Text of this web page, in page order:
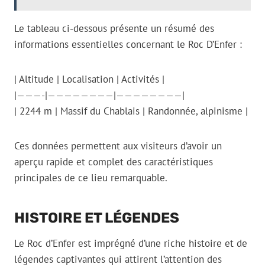
Le tableau ci-dessous présente un résumé des
informations essentielles concernant le Roc D’Enfer :
| Altitude | Localisation | Activités |
|———-|————————|————————|
| 2244 m | Massif du Chablais | Randonnée, alpinisme |
Ces données permettent aux visiteurs d’avoir un
aperçu rapide et complet des caractéristiques
principales de ce lieu remarquable.
HISTOIRE ET LÉGENDES
Le Roc d’Enfer est imprégné d’une riche histoire et de
légendes captivantes qui attirent l’attention des